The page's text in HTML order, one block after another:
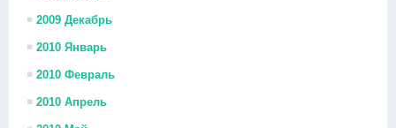
2009 Декабрь
2010 Январь
2010 Февраль
2010 Апрель